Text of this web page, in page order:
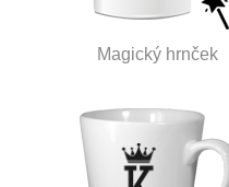
Magický hrnček